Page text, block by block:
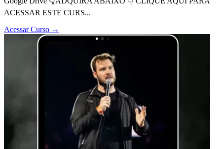
ACESSAR ESTE CURS...
Acessar Curso →